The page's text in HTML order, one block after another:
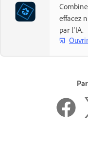
effacez
par l’IA.